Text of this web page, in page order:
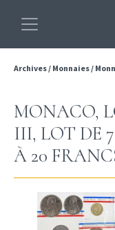
Archives/ Monnaies/
MONACO,
III, LOT DE
À 20